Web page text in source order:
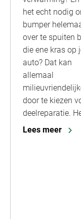
het echt nodig
bumper
over te spuiten
die ene kras op
auto? Dat kan
allemaal
door te kiezen
deelreparatie.
Lees meer